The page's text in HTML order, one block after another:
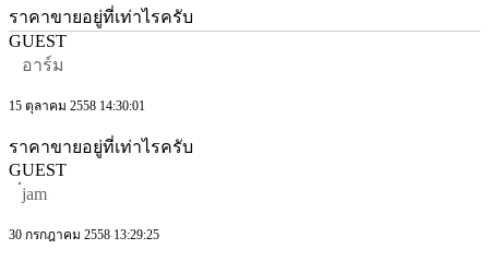
ราคาขายอยู่ที่เท่าไรครับ
GUEST
อาร์ม
15 ตุลาคม 2558 14:30:01
ราคาขายอยู่ที่เท่าไรครับ
GUEST
่jam
30 กรกฎาคม 2558 13:29:25